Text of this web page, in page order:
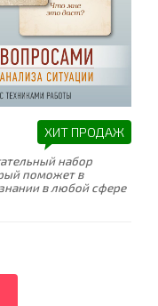
ХИТ ПРОДАЖ
набор
поможет в
в любой сфере